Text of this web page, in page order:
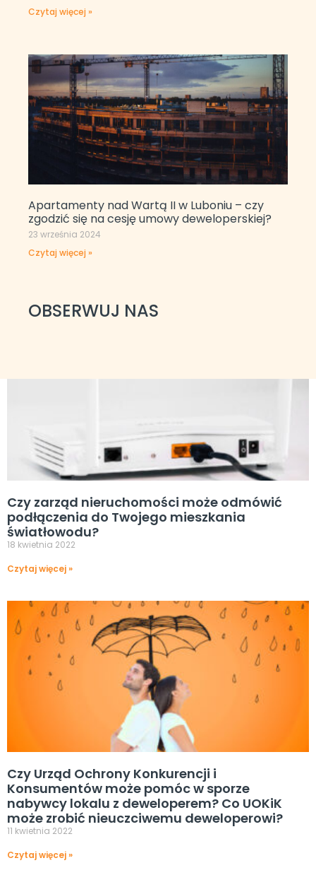
Czytaj więcej »
Apartamenty nad Wartą II w Luboniu – czy
zgodzić się na cesję umowy deweloperskiej?
23 września 2024
Czytaj więcej »
OBSERWUJ NAS
Czy zarząd nieruchomości może odmówić
podłączenia do Twojego mieszkania
światłowodu?
18 kwietnia 2022
Czytaj więcej »
Czy Urząd Ochrony Konkurencji i
Konsumentów może pomóc w sporze
nabywcy lokalu z deweloperem? Co UOKiK
może zrobić nieuczciwemu deweloperowi?
11 kwietnia 2022
Czytaj więcej »